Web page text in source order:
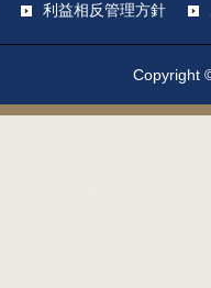
利益相反管理方針
Copyright